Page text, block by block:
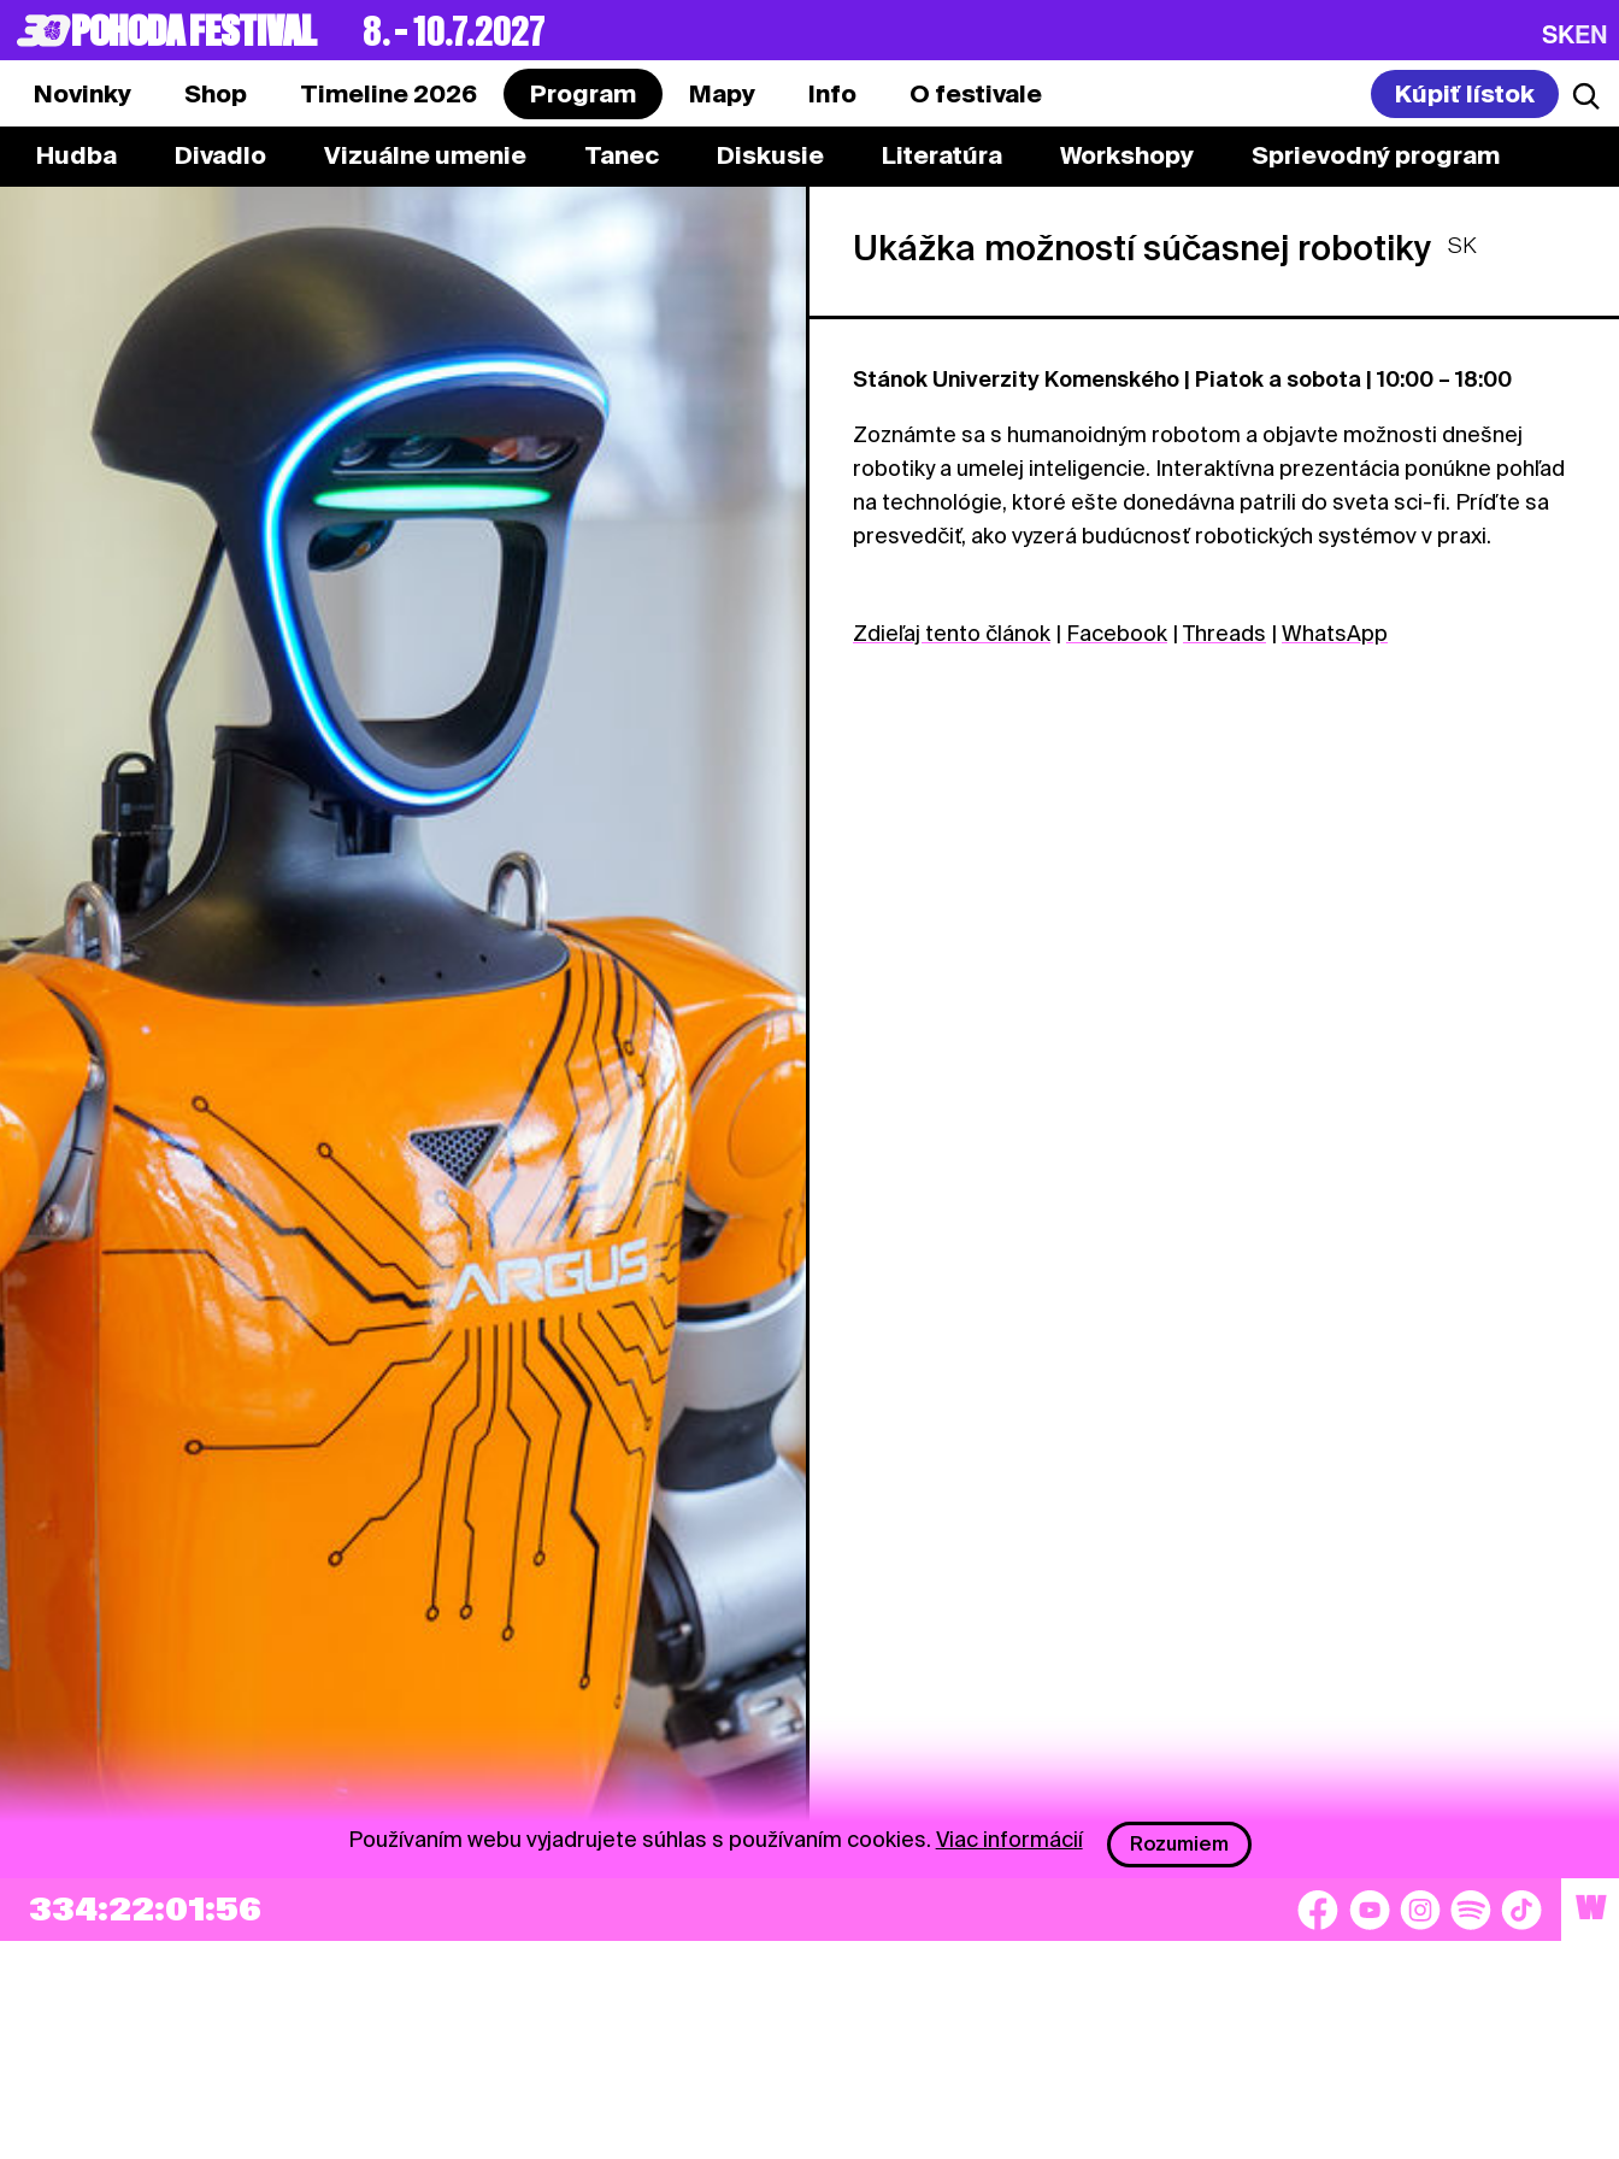
POHODA FESTIVAL 8. – 10.7.2027 SKEN
Novinky Shop Timeline 2026 Program
Hudba Divadlo Vizuálne umenie Tanec Diskusie Literatúra Workshopy Sprievodný program
Mapy Info O festivale Kúpiť lístok
Ukážka možností súčasnej robotiky SK
Stánok Univerzity Komenského | Piatok a sobota | 10:00 – 18:00
Zoznámte sa s humanoidným robotom a objavte možnosti dnešnej
robotiky a umelej inteligencie. Interaktívna prezentácia ponúkne pohľad
na technológie, ktoré ešte donedávna patrili do sveta sci-fi. Príďte sa
presvedčiť, ako vyzerá budúcnosť robotických systémov v praxi.
Zdieľaj tento článok | Facebook | Threads | WhatsApp
334:22:01:55 W
Používaním webu vyjadrujete súhlas s používaním cookies. Viac informácií Rozumiem